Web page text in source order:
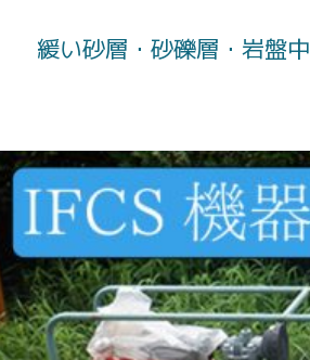
緩い砂層・砂礫層・岩盤